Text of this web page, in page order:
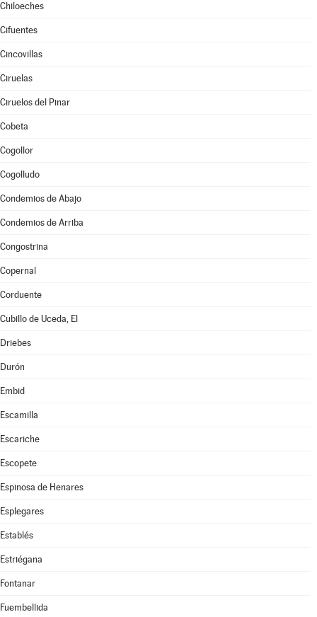
Chiloeches
Cifuentes
Cincovillas
Ciruelas
Ciruelos del Pinar
Cobeta
Cogollor
Cogolludo
Condemios de Abajo
Condemios de Arriba
Congostrina
Copernal
Corduente
Cubillo de Uceda, El
Driebes
Durón
Embid
Escamilla
Escariche
Escopete
Espinosa de Henares
Esplegares
Establés
Estriégana
Fontanar
Fuembellida